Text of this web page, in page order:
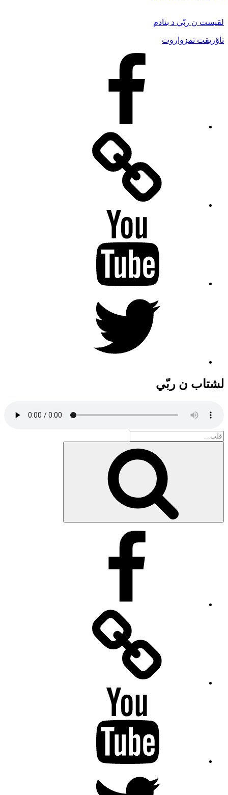
لقيست ن ربّي د بنادم
تاوْريقت تمزواروت
لشتاب ن ربّي
Search
for: